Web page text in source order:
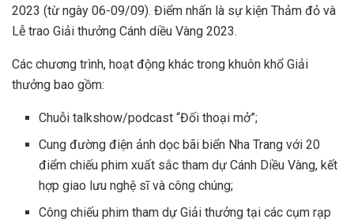
2023 (từ ngày 06-09/09). Điểm nhấn là sự kiện Thảm đỏ và
Lễ trao Giải thưởng Cánh diều Vàng 2023.
Các chương trình, hoạt động khác trong khuôn khổ Giải
thưởng bao gồm:
Chuỗi talkshow/podcast “Đối thoại mở”;
Cung đường điện ảnh dọc bãi biển Nha Trang với 20
điểm chiếu phim xuất sắc tham dự Cánh Diều Vàng, kết
hợp giao lưu nghệ sĩ và công chúng;
Công chiếu phim tham dự Giải thưởng tại các cụm rạp